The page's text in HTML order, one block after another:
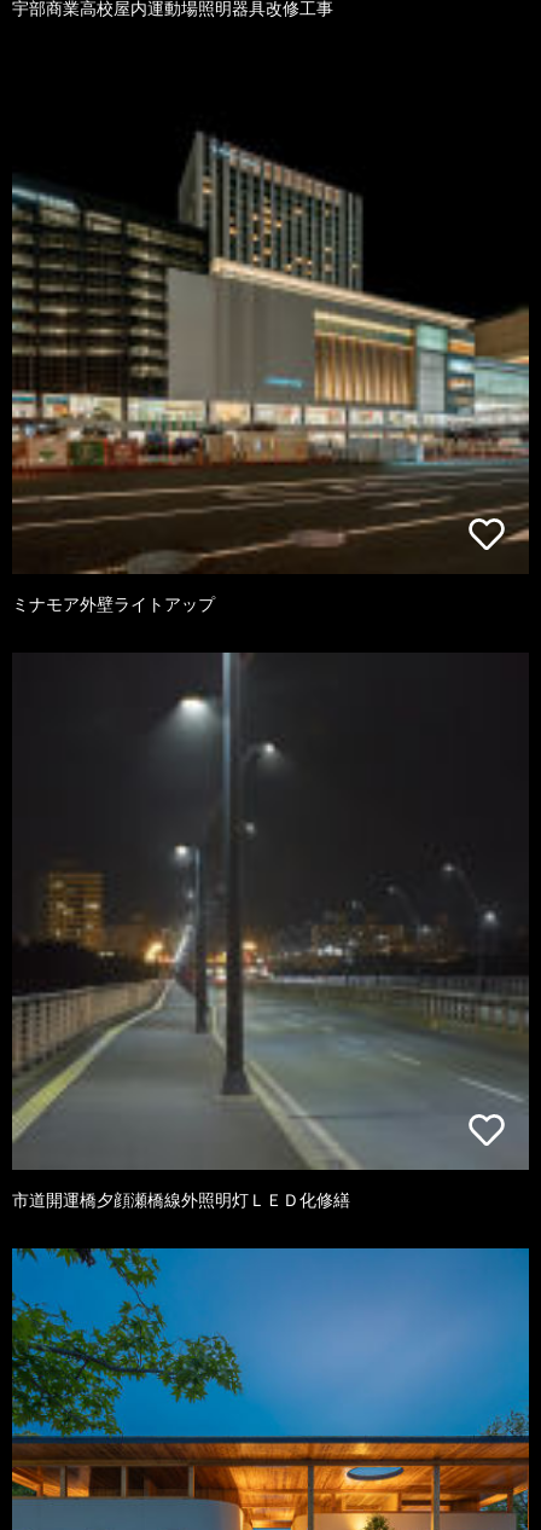
宇部商業高校屋内運動場照明器具改修工事
ミナモア外壁ライトアップ
市道開運橋夕顔瀬橋線外照明灯ＬＥＤ化修繕